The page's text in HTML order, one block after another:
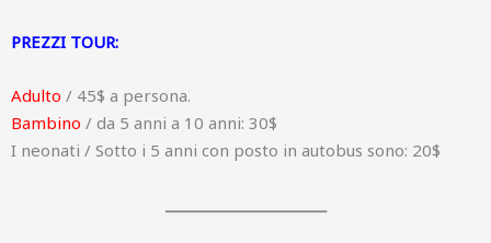
PREZZI TOUR:
Adulto / 45$ a persona.
Bambino / da 5 anni a 10 anni: 30$
I neonati / Sotto i 5 anni con posto in autobus sono: 20$